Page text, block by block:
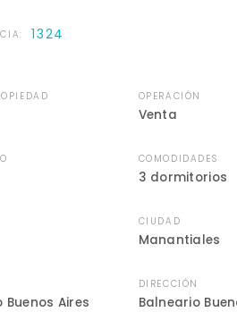
1324
OPERACIÓN
Venta
COMODIDADES
3 dormitorios
CIUDAD
Manantiales
Buenos Aires
DIRECCIÓN
Balneario